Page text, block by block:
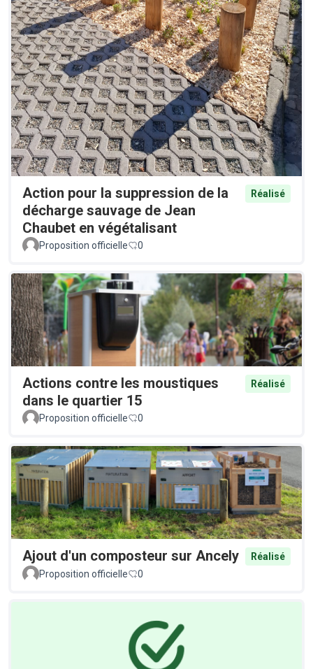
Action pour la suppression de la
décharge sauvage de Jean
Chaubet en végétalisant
Réalisé
Proposition officielle 0
Actions contre les moustiques
dans le quartier 15
Réalisé
Proposition officielle 0
Ajout d'un composteur sur Ancely
Réalisé
Proposition officielle
0